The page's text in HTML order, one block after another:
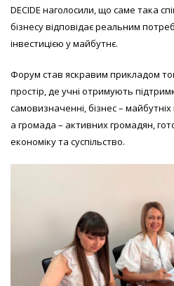
DECIDE наголосили, що саме така
бізнесу відповідає реальним
інвестицією у майбутнє.
Форум став яскравим прикладом
простір, де учні отримують
самовизначенні, бізнес –
а громада – активних громадян,
економіку та суспільство.